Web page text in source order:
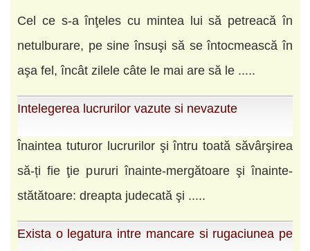
Cel ce s-a înţeles cu mintea lui să petreacă în
netulburare, pe sine însuşi să se întocmească în
aşa fel, încât zilele câte le mai are să le .....
Intelegerea lucrurilor vazute si nevazute
Înaintea tuturor lucrurilor şi întru toată săvârşirea
să-ți fie ţie pururi înainte-mergătoare şi înainte-
stătătoare: dreapta judecată şi .....
Exista o legatura intre mancare si rugaciunea pe